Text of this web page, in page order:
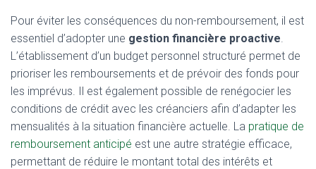
Pour éviter les conséquences du non-remboursement, il est
essentiel d’adopter une gestion financière proactive.
L’établissement d’un budget personnel structuré permet de
prioriser les remboursements et de prévoir des fonds pour
les imprévus. Il est également possible de renégocier les
conditions de crédit avec les créanciers afin d’adapter les
mensualités à la situation financière actuelle. La pratique de
remboursement anticipé est une autre stratégie efficace,
permettant de réduire le montant total des intérêts et